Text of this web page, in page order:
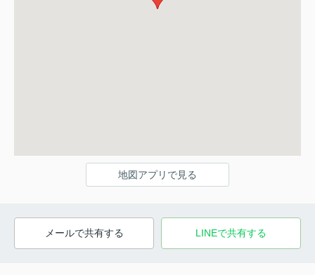
地図アプリで見る
メールで共有する LINEで共有する